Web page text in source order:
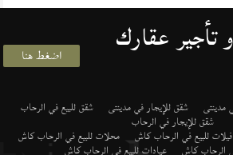
تأجير عقارك اضغط هنا
مدينتى شقق للإيجار في مدينتى شقق للبيع في الرحاب
شقق للإيجار في الرحاب
فيلات للبيع في الرحاب كاش محلات للبيع في الرحاب كاش
الرحاب كاش عيادات للبيع في الرحاب كاش